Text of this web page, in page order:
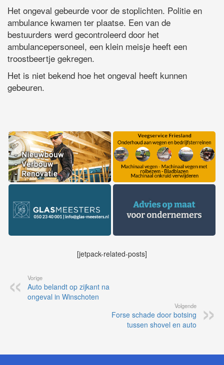
Het ongeval gebeurde voor de stoplichten. Politie en
ambulance kwamen ter plaatse. Een van de
bestuurders werd gecontroleerd door het
ambulancepersoneel, een klein meisje heeft een
troostbeertje gekregen.
Het is niet bekend hoe het ongeval heeft kunnen
gebeuren.
[jetpack-related-posts]
Vorige
Auto belandt op zijkant na
ongeval in Winschoten
Volgende
Forse schade door botsing
tussen shovel en auto